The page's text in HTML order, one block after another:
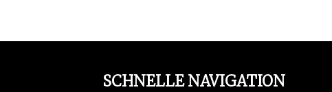
SCHNELLE NAVIGATION